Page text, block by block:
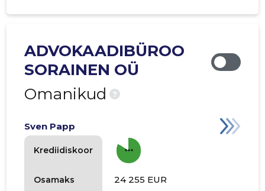
ADVOKAADIBÜROO
SORAINEN OÜ
Omanikud
?
Krediidiskoor
Osamaks
Sven Papp
more_horiz
24 255 EUR